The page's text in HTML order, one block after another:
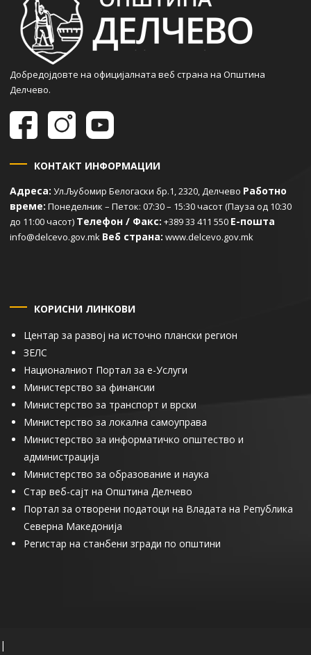
Добредојдовте на официјалната веб страна на Општина
Делчево.
КОНТАКТ ИНФОРМАЦИИ
Адреса: Ул.Љубомир Белогаски бр.1, 2320, Делчево Работно
време: Понеделник – Петок: 07:30 – 15:30 часот (Пауза од 10:30
до 11:00 часот) Телефон / Факс: +389 33 411 550 Е-пошта
info@delcevo.gov.mk Веб страна: www.delcevo.gov.mk
КОРИСНИ ЛИНКОВИ
Центар за развој на источно плански регион
ЗЕЛС
Националниот Портал за е-Услуги
Министерство за финансии
Министерство за транспорт и врски
Министерство за локална самоуправа
Министерство за информатичко општество и
администрација
Министерство за образование и наука
Стар веб-сајт на Општина Делчево
Портал за отворени податоци на Владата на Република
Северна Македонија
Регистар на станбени згради по општини
|